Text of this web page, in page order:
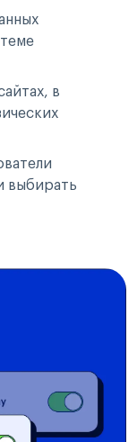
в
выбирать